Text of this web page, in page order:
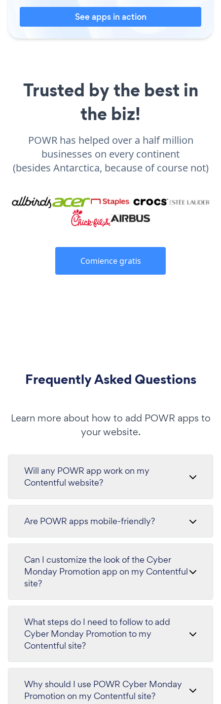
See apps in action
Trusted by the best in
the biz!
POWR has helped over a half million
businesses on every continent
(besides Antarctica, because of course not)
Comience gratis
Frequently Asked Questions
Learn more about how to add POWR apps to
your website.
Will any POWR app work on my
Contentful website?
Are POWR apps mobile-friendly?
Can I customize the look of the Cyber
Monday Promotion app on my Contentful
site?
What steps do I need to follow to add
Cyber Monday Promotion to my
Contentful site?
Why should I use POWR Cyber Monday
Promotion on my Contentful site?